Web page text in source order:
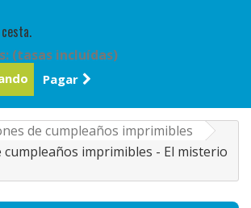
(tasas incluídas)
Pagar
de cumpleaños imprimibles
cumpleaños imprimibles - El misterio